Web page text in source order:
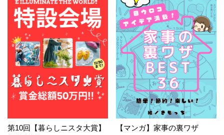
第10回【暮らしニスタ大賞】
【マンガ】家事の裏ワザ